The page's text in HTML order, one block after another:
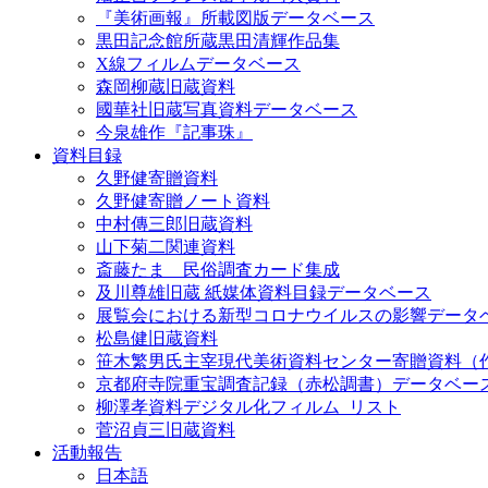
『美術画報』所載図版データベース
黒田記念館所蔵黒田清輝作品集
X線フィルムデータベース
森岡柳蔵旧蔵資料
國華社旧蔵写真資料データベース
今泉雄作『記事珠』
資料目録
久野健寄贈資料
久野健寄贈ノート資料
中村傳三郎旧蔵資料
山下菊二関連資料
斎藤たま 民俗調査カード集成
及川尊雄旧蔵 紙媒体資料目録データベース
展覧会における新型コロナウイルスの影響データ
松島健旧蔵資料
笹木繁男氏主宰現代美術資料センター寄贈資料（
京都府寺院重宝調査記録（赤松調書）データベー
柳澤孝資料デジタル化フィルム_リスト
菅沼貞三旧蔵資料
活動報告
日本語